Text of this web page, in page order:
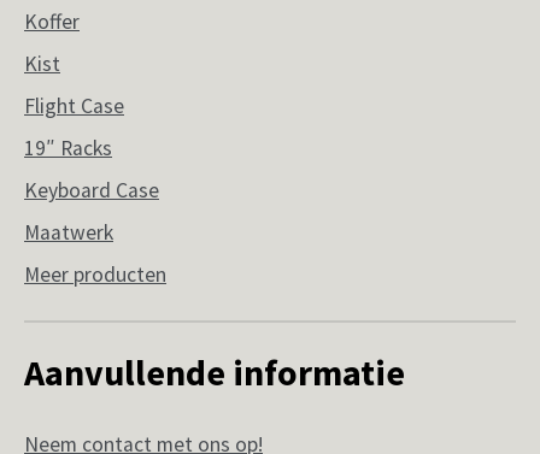
Koffer
Kist
Flight Case
19″ Racks
Keyboard Case
Maatwerk
Meer producten
Aanvullende informatie
Neem contact met ons op!